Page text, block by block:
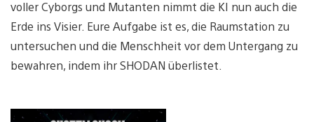
voller Cyborgs und Mutanten nimmt die KI nun auch die
Erde ins Visier. Eure Aufgabe ist es, die Raumstation zu
untersuchen und die Menschheit vor dem Untergang zu
bewahren, indem ihr SHODAN überlistet.